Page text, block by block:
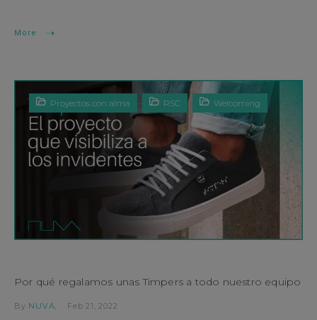
More
Proyectos con alma RSC Welcoming
Por qué regalamos unas Timpers a todo nuestro equipo
By NUVA Feb 21, 2022